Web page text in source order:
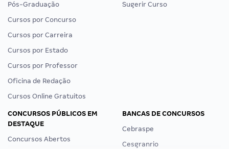
Pós-Graduação
Cursos por Concurso
Cursos por Carreira
Cursos por Estado
Cursos por Professor
Oficina de Redação
Cursos Online Gratuitos
Sugerir Curso
CONCURSOS PÚBLICOS EM
DESTAQUE
Concursos Abertos
BANCAS DE CONCURSOS
Cebraspe
Cesgranrio